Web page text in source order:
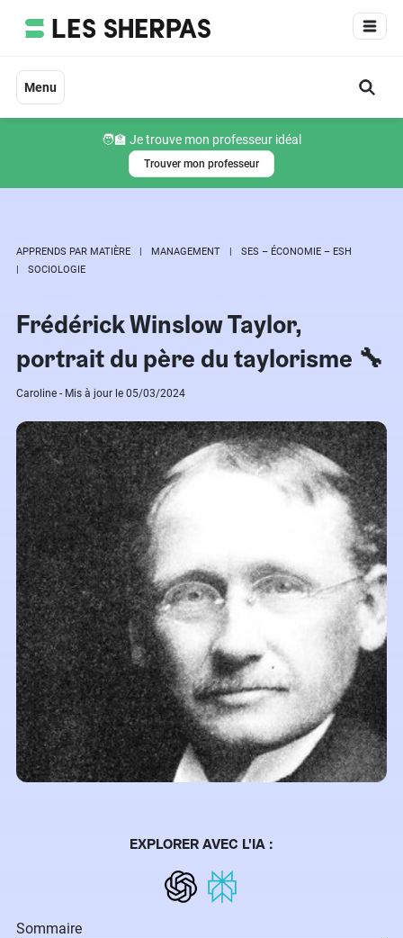
Menu
🧑‍🏫 Je trouve mon professeur idéal
Trouver mon professeur
APPRENDS PAR MATIÈRE MANAGEMENT
SES – ÉCONOMIE – ESH
SOCIOLOGIE
Frédérick Winslow Taylor,
portrait du père du taylorisme 🔧
Caroline - Mis à jour le 05/03/2024
EXPLORER AVEC L'IA :
Sommaire